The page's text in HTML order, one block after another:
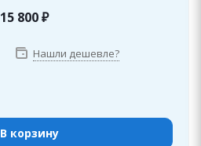
15 800₽
Нашли дешевле?
В корзину